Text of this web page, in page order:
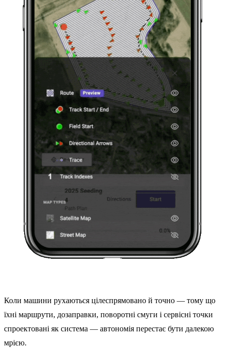
Коли машини рухаються цілеспрямовано й точно — тому що
їхні маршрути, дозаправки, поворотні смуги і сервісні точки
спроектовані як система — автономія перестає бути далекою
мрією.